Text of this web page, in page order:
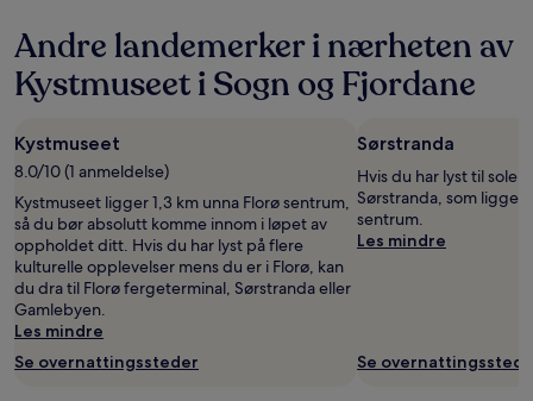
Andre landemerker i nærheten av
Kystmuseet i Sogn og Fjordane
Kystmuseet
8.0/10 (1 anmeldelse)
Kystmuseet ligger 1,3 km unna Florø sentrum,
så du bør absolutt komme innom i løpet av
oppholdet ditt. Hvis du har lyst på flere
kulturelle opplevelser mens du er i Florø, kan
du dra til Florø fergeterminal, Sørstranda eller
Gamlebyen.
Les mindre
Se overnattingssteder
Sørstranda
Hvis du har lyst til sole
Sørstranda, som ligger
sentrum.
Les mindre
Se